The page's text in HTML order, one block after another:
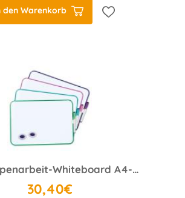
den Warenkorb
Set Gruppenarbeit-Whiteboard A4-Plus, 16-tlg., 24 x 34cm
30,40€